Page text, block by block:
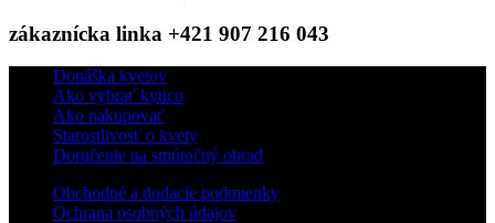
zákaznícka linka +421 907 216 043
Donáška kvetov
Ako vybrať kyticu
Ako nakupovať
Starostlivosť o kvety
Doručenie na smútočný obrad
Obchodné a dodacie podmienky
Ochrana osobných údajov